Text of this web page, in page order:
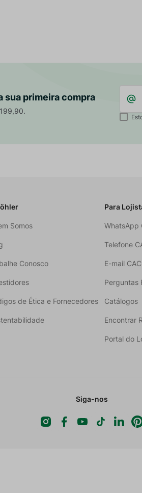
sua primeira compra
Somos
Conosco
de Ética e Fornecedores
Para
WhatsApp
Telefone
E-mail
Perguntas
Catálogos
Encontrar
Portal do
Siga-nos